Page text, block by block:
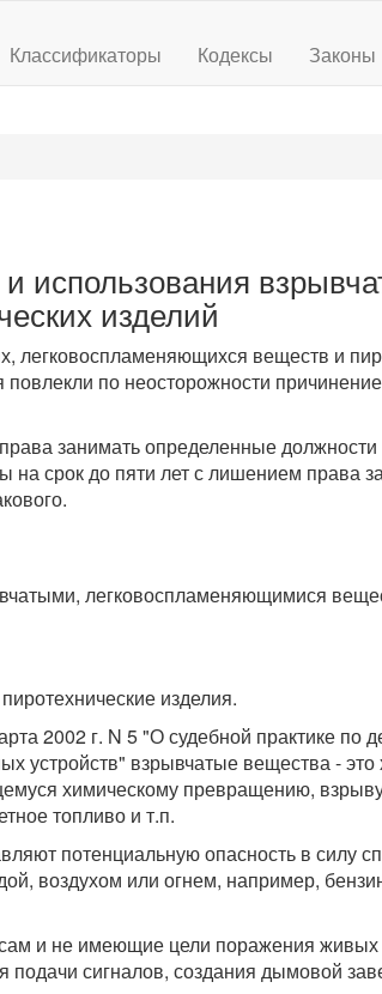
Классификаторы Кодексы Законы
использования
изделий
веществ и
по неосторожности
занимать определенные
на срок до пяти лет с лишением права
легковоспламеняющимися
изделия.
2002 г. N 5 "О судебной практике по
устройств" взрывчатые вещества -
химическому превращению, взрыву
топливо и т.п.
потенциальную опасность в силу
воздухом или огнем, например,
и не имеющие цели поражения
сигналов, создания дымовой